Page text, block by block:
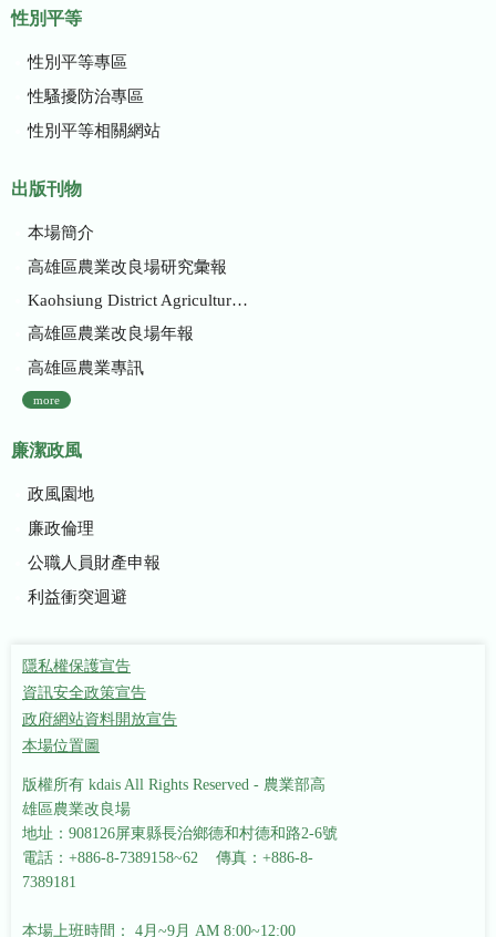
性別平等
性別平等專區
性騷擾防治專區
性別平等相關網站
出版刊物
本場簡介
高雄區農業改良場研究彙報
Kaohsiung District Agricultural Research and Extension Station
高雄區農業改良場年報
高雄區農業專訊
more
廉潔政風
政風園地
廉政倫理
公職人員財產申報
利益衝突迴避
隱私權保護宣告
資訊安全政策宣告
政府網站資料開放宣告
本場位置圖
版權所有 kdais All Rights Reserved - 農業部高
雄區農業改良場
地址：908126屏東縣長治鄉德和村德和路2-6號
電話：+886-8-7389158~62 傳真：+886-8-
7389181
本場上班時間： 4月~9月 AM 8:00~12:00